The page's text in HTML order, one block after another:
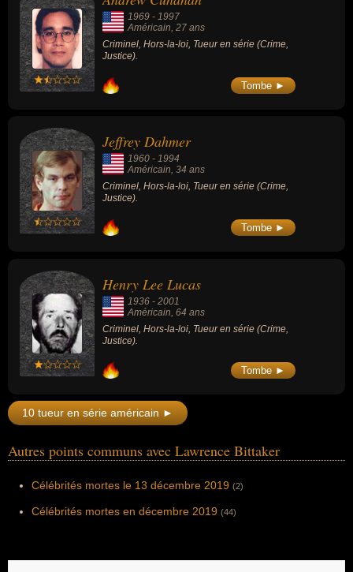
1969 - 1997
Américain , 27 ans
Criminel, Hors-la-loi, Tueur en série (Crime,
Justice).
Tombe ►
Jeffrey Dahmer
1960 - 1994
Américain, 34 ans
Criminel, Hors-la-loi, Tueur en série (Crime,
Justice).
Tombe ►
Henry Lee Lucas
1936 - 2001
Américain , 64 ans
Criminel, Hors-la-loi, Tueur en série (Crime,
Justice).
Tombe ►
10 tueur en série américain ►
Autres points communs avec Lawrence Bittaker
Célébrités mortes le 13 décembre 2019 (2)
Célébrités mortes en décembre 2019 (44)